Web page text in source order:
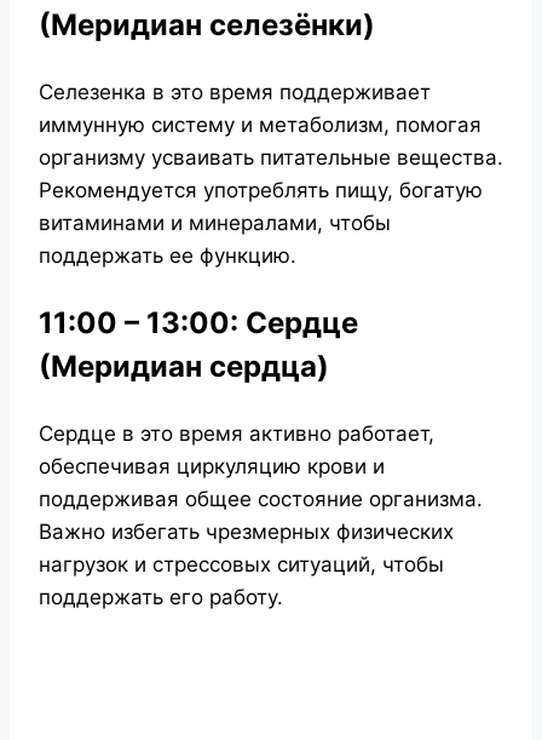
(Меридиан селезёнки)
Селезенка в это время поддерживает
иммунную систему и метаболизм, помогая
организму усваивать питательные вещества.
Рекомендуется употреблять пищу, богатую
витаминами и минералами, чтобы
поддержать ее функцию.
11:00 – 13:00: Сердце
(Меридиан сердца)
Сердце в это время активно работает,
обеспечивая циркуляцию крови и
поддерживая общее состояние организма.
Важно избегать чрезмерных физических
нагрузок и стрессовых ситуаций, чтобы
поддержать его работу.